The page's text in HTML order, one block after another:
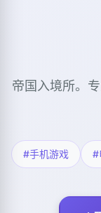
帝国入境所。
#手机游戏 #